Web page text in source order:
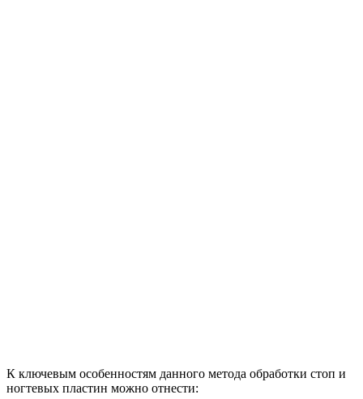
К ключевым особенностям данного метода обработки стоп и
ногтевых пластин можно отнести: